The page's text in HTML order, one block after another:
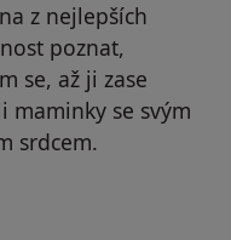
z nejlepších
poznat,
se, až ji zase
maminky se svým
srdcem.